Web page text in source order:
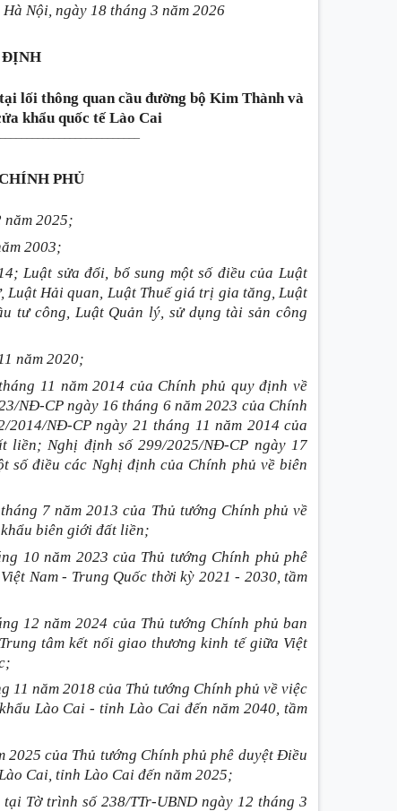
Hà Nội, ngày 18 tháng 3 năm 2026
ĐỊNH
lối thông quan cầu đường bộ Kim Thành và
khẩu quốc tế Lào Cai
PHỦ
năm 2025;
2003;
Luật sửa đổi, bổ sung một số điều của Luật
Hải quan, Luật Thuế giá trị gia tăng, Luật
tư công, Luật Quản lý, sử dụng tài sản công
năm 2020;
11 năm 2014 của Chính phủ quy định về
NĐ-CP ngày 16 tháng 6 năm 2023 của Chính
NĐ-CP ngày 21 tháng 11 năm 2014 của
liền; Nghị định số 299/2025/NĐ-CP ngày 17
số điều các Nghị định của Chính phủ về biên
7 năm 2013 của Thủ tướng Chính phủ về
biên giới đất liền;
10 năm 2023 của Thủ tướng Chính phủ phê
Nam - Trung Quốc thời kỳ 2021 - 2030, tầm
12 năm 2024 của Thủ tướng Chính phủ ban
tâm kết nối giao thương kinh tế giữa Việt
11 năm 2018 của Thủ tướng Chính phủ về việc
Lào Cai - tỉnh Lào Cai đến năm 2040, tầm
của Thủ tướng Chính phủ phê duyệt Điều
Cai, tỉnh Lào Cai đến năm 2025;
Tờ trình số 238/TTr-UBND ngày 12 tháng 3